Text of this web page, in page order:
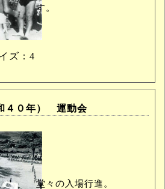
ズ：4
す。
４０年） 運動会
堂々の入場行進。